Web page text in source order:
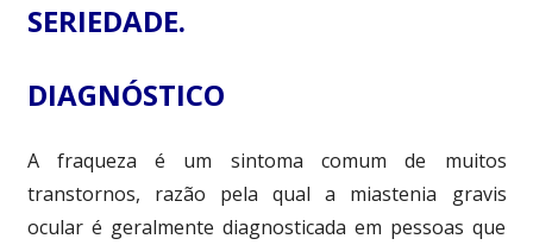
SERIEDADE.
DIAGNÓSTICO
A fraqueza é um sintoma comum de muitos
transtornos, razão pela qual a miastenia gravis
ocular é geralmente diagnosticada em pessoas que